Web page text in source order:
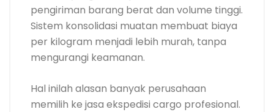
pengiriman barang berat dan volume tinggi.
Sistem konsolidasi muatan membuat biaya
per kilogram menjadi lebih murah, tanpa
mengurangi keamanan.
Hal inilah alasan banyak perusahaan
memilih ke jasa ekspedisi cargo profesional.